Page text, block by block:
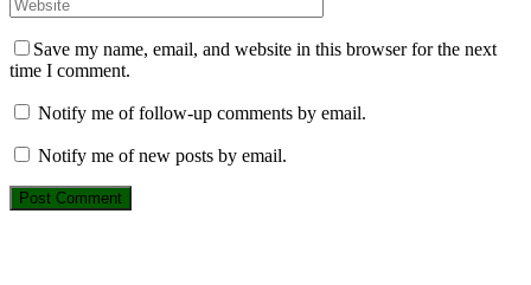
Save my name, email, and website in this browser for the next
time I comment.
Notify me of follow-up comments by email.
Notify me of new posts by email.